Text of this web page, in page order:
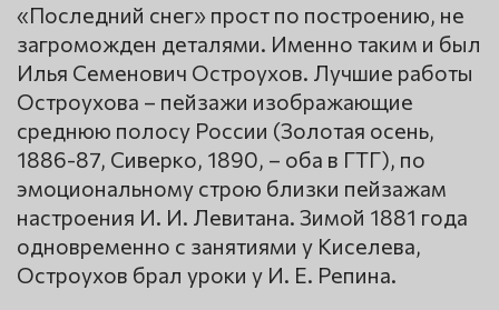
«Последний снег» прост по построению, не
загроможден деталями. Именно таким и был
Илья Семенович Остроухов. Лучшие работы
Остроухова – пейзажи изображающие
среднюю полосу России (Золотая осень,
1886-87, Сиверко, 1890, – оба в ГТГ), по
эмоциональному строю близки пейзажам
настроения И. И. Левитана. Зимой 1881 года
одновременно с занятиями у Киселева,
Остроухов брал уроки у И. Е. Репина.